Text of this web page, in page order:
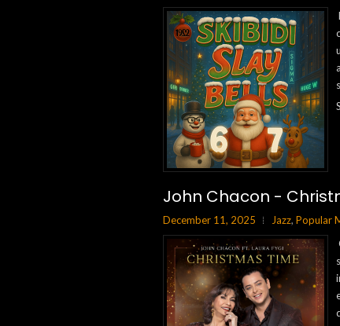
John Chacon -
December 11, 2025 Jazz, Popular